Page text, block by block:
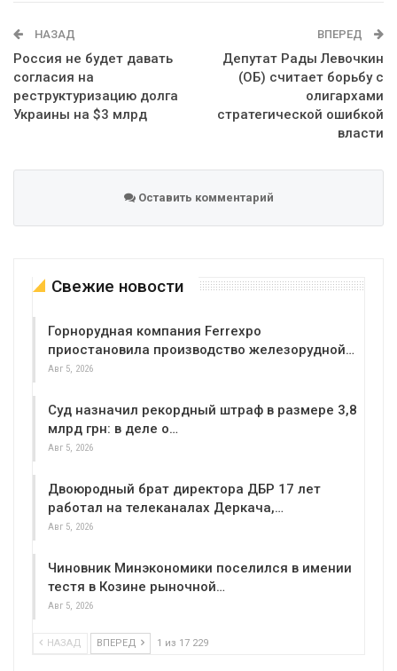
НАЗАД
Россия не будет давать
согласия на
реструктуризацию долга
Украины на $3 млрд
ВПЕРЕД
Депутат Рады Левочкин
(ОБ) считает борьбу с
олигархами
стратегической ошибкой
власти
Оставить комментарий
Свежие новости
Горнорудная компания Ferrexpo
приостановила производство железорудной…
Авг 5, 2026
Суд назначил рекордный штраф в размере 3,8
млрд грн: в деле о…
Авг 5, 2026
Двоюродный брат директора ДБР 17 лет
работал на телеканалах Деркача,…
Авг 5, 2026
Чиновник Минэкономики поселился в имении
тестя в Козине рыночной…
Авг 5, 2026
НАЗАД ВПЕРЕД 1 из 17 229